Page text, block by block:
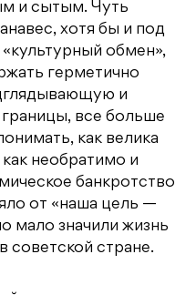
и сытым. Чуть
хотя бы и под
обмен»,
герметично
и
все больше
как велика
необратимо и
банкротство
от «наша цель —
мало значили жизнь
советской стране.